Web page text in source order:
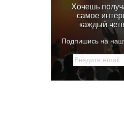
Хочешь
самое
каждый
Подпишись на